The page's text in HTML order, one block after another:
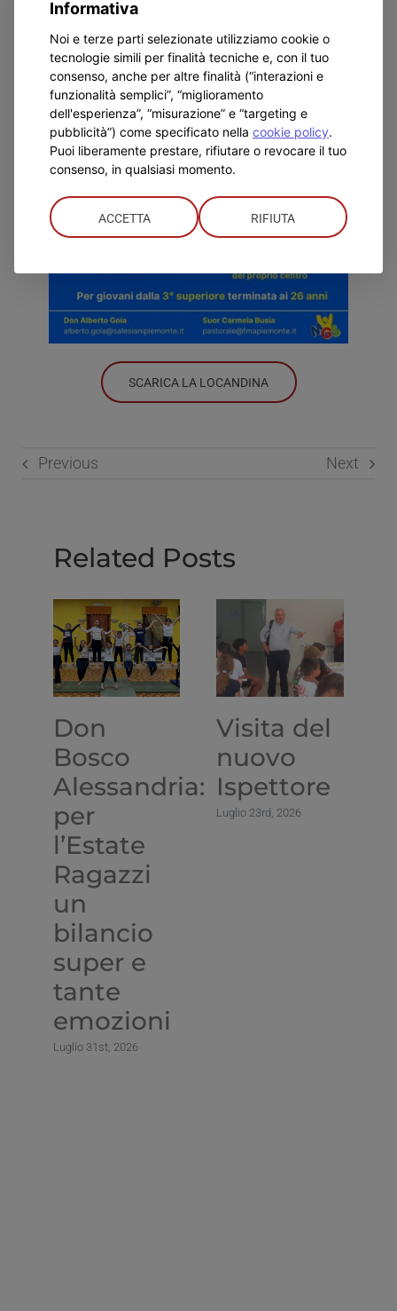
SCARICA LA LOCANDINA
Previous Next
Related Posts
Don
Bosco
Alessandria:
per
l’Estate
Ragazzi
un
bilancio
super e
tante
emozioni
Luglio 31st, 2026
Visita del
nuovo
Ispettore
Luglio 23rd, 2026
Informativa
Noi e terze parti selezionate utilizziamo cookie o
tecnologie simili per finalità tecniche e, con il tuo
consenso, anche per altre finalità (“interazioni e
funzionalità semplici”, “miglioramento
dell'esperienza”, “misurazione” e “targeting e
pubblicità”) come specificato nella cookie policy.
Puoi liberamente prestare, rifiutare o revocare il tuo
consenso, in qualsiasi momento.
ACCETTA RIFIUTA